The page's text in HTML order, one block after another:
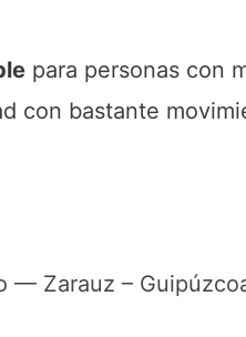
para personas con
con bastante
— Zarauz –